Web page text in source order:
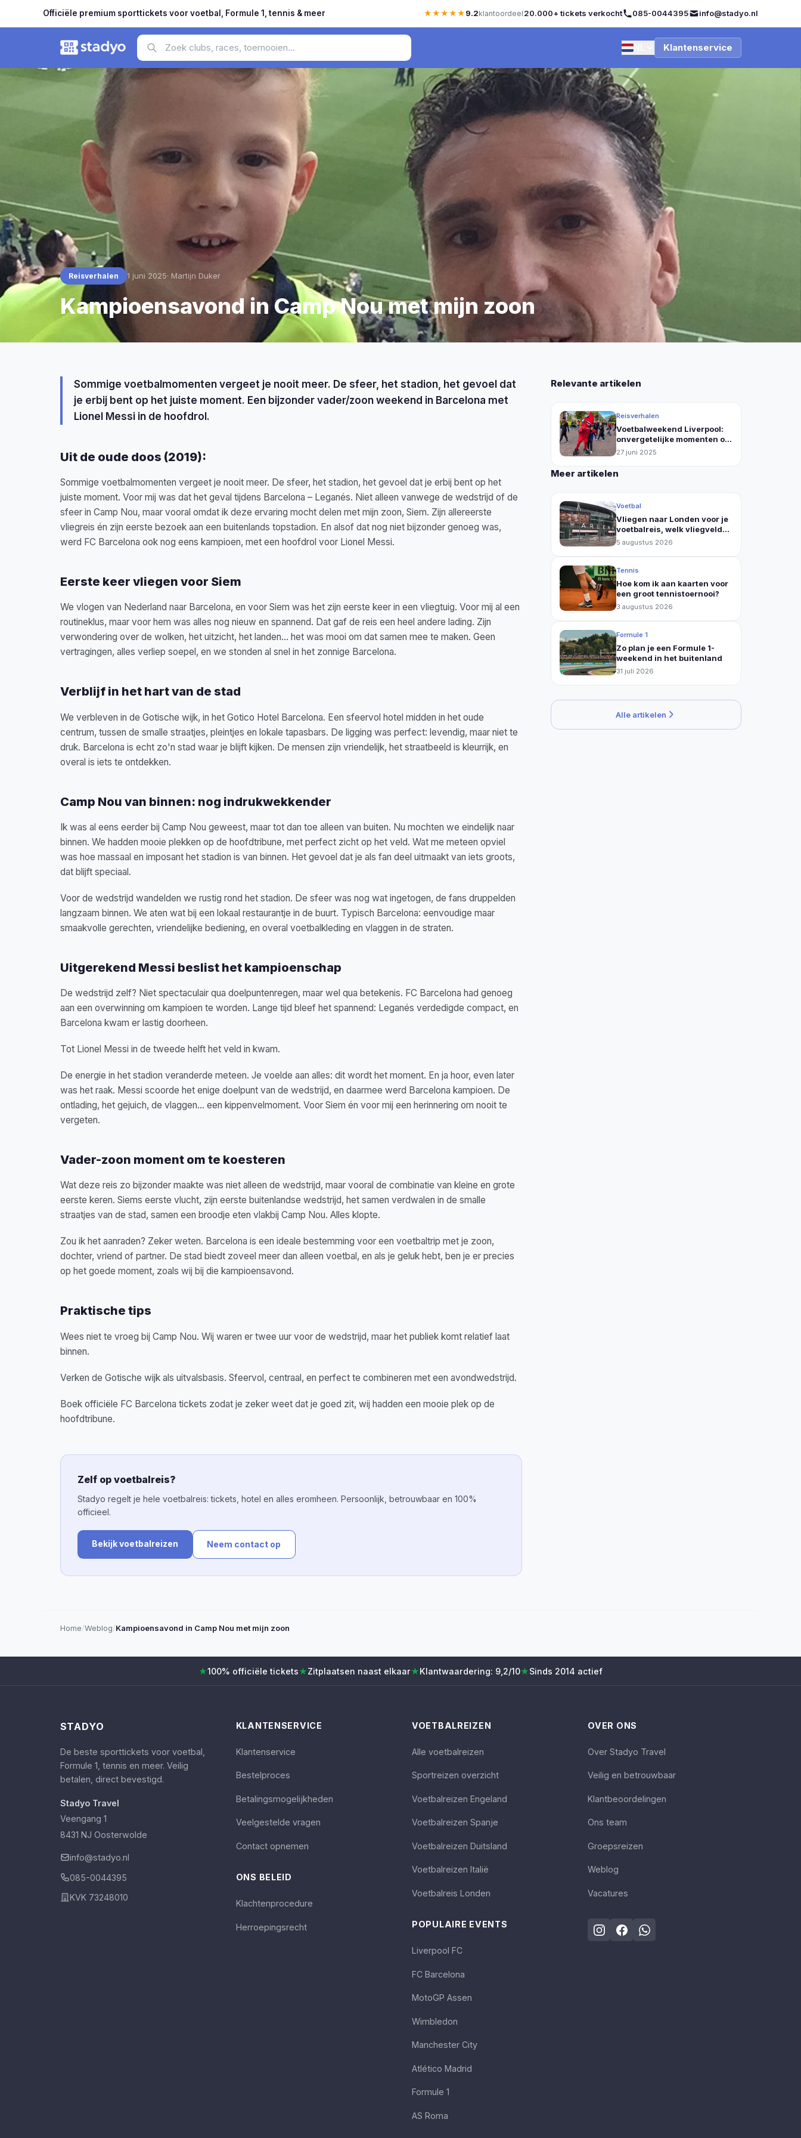
Officiële premium sporttickets voor voetbal, Formule 1, tennis & meer ★★★★★9.2klantoordeel 20.000+ tickets verkocht 085-0044395 info@stadyo.nl
Klantenservice
Reisverhalen 1 juni 2025· Martijn Duker
Kampioensavond in Camp Nou met mijn zoon
Sommige voetbalmomenten vergeet je nooit meer. De sfeer, het stadion, het gevoel dat
je erbij bent op het juiste moment. Een bijzonder vader/zoon weekend in Barcelona met
Lionel Messi in de hoofdrol.
Uit de oude doos (2019):
Sommige voetbalmomenten vergeet je nooit meer. De sfeer, het stadion, het gevoel dat je erbij bent op het
juiste moment. Voor mij was dat het geval tijdens Barcelona – Leganés. Niet alleen vanwege de wedstrijd of de
sfeer in Camp Nou, maar vooral omdat ik deze ervaring mocht delen met mijn zoon, Siem. Zijn allereerste
vliegreis én zijn eerste bezoek aan een buitenlands topstadion. En alsof dat nog niet bijzonder genoeg was,
werd FC Barcelona ook nog eens kampioen, met een hoofdrol voor Lionel Messi.
Eerste keer vliegen voor Siem
We vlogen van Nederland naar Barcelona, en voor Siem was het zijn eerste keer in een vliegtuig. Voor mij al een
routineklus, maar voor hem was alles nog nieuw en spannend. Dat gaf de reis een heel andere lading. Zijn
verwondering over de wolken, het uitzicht, het landen… het was mooi om dat samen mee te maken. Geen
vertragingen, alles verliep soepel, en we stonden al snel in het zonnige Barcelona.
Verblijf in het hart van de stad
We verbleven in de Gotische wijk, in het Gotico Hotel Barcelona. Een sfeervol hotel midden in het oude
centrum, tussen de smalle straatjes, pleintjes en lokale tapasbars. De ligging was perfect: levendig, maar niet te
druk. Barcelona is echt zo'n stad waar je blijft kijken. De mensen zijn vriendelijk, het straatbeeld is kleurrijk, en
overal is iets te ontdekken.
Camp Nou van binnen: nog indrukwekkender
Ik was al eens eerder bij Camp Nou geweest, maar tot dan toe alleen van buiten. Nu mochten we eindelijk naar
binnen. We hadden mooie plekken op de hoofdtribune, met perfect zicht op het veld. Wat me meteen opviel
was hoe massaal en imposant het stadion is van binnen. Het gevoel dat je als fan deel uitmaakt van iets groots,
dat blijft speciaal.
Voor de wedstrijd wandelden we rustig rond het stadion. De sfeer was nog wat ingetogen, de fans druppelden
langzaam binnen. We aten wat bij een lokaal restaurantje in de buurt. Typisch Barcelona: eenvoudige maar
smaakvolle gerechten, vriendelijke bediening, en overal voetbalkleding en vlaggen in de straten.
Uitgerekend Messi beslist het kampioenschap
De wedstrijd zelf? Niet spectaculair qua doelpuntenregen, maar wel qua betekenis. FC Barcelona had genoeg
aan een overwinning om kampioen te worden. Lange tijd bleef het spannend: Leganés verdedigde compact, en
Barcelona kwam er lastig doorheen.
Tot Lionel Messi in de tweede helft het veld in kwam.
De energie in het stadion veranderde meteen. Je voelde aan alles: dit wordt het moment. En ja hoor, even later
was het raak. Messi scoorde het enige doelpunt van de wedstrijd, en daarmee werd Barcelona kampioen. De
ontlading, het gejuich, de vlaggen… een kippenvelmoment. Voor Siem én voor mij een herinnering om nooit te
vergeten.
Vader-zoon moment om te koesteren
Wat deze reis zo bijzonder maakte was niet alleen de wedstrijd, maar vooral de combinatie van kleine en grote
eerste keren. Siems eerste vlucht, zijn eerste buitenlandse wedstrijd, het samen verdwalen in de smalle
straatjes van de stad, samen een broodje eten vlakbij Camp Nou. Alles klopte.
Zou ik het aanraden? Zeker weten. Barcelona is een ideale bestemming voor een voetbaltrip met je zoon,
dochter, vriend of partner. De stad biedt zoveel meer dan alleen voetbal, en als je geluk hebt, ben je er precies
op het goede moment, zoals wij bij die kampioensavond.
Praktische tips
Wees niet te vroeg bij Camp Nou. Wij waren er twee uur voor de wedstrijd, maar het publiek komt relatief laat
binnen.
Verken de Gotische wijk als uitvalsbasis. Sfeervol, centraal, en perfect te combineren met een avondwedstrijd.
Boek officiële FC Barcelona tickets zodat je zeker weet dat je goed zit, wij hadden een mooie plek op de
hoofdtribune.
Zelf op voetbalreis?
Stadyo regelt je hele voetbalreis: tickets, hotel en alles eromheen. Persoonlijk, betrouwbaar en 100%
officieel.
Bekijk voetbalreizen Neem contact op
Relevante artikelen
Reisverhalen
Voetbalweekend Liverpool:
onvergetelijke momenten op
Anfield en de Albert Dock
27 juni 2025
Meer artikelen
Voetbal
Vliegen naar Londen voor je
voetbalreis, welk vliegveld
kies je
5 augustus 2026
Tennis
Hoe kom ik aan kaarten voor
een groot tennistoernooi?
3 augustus 2026
Formule 1
Zo plan je een Formule 1-
weekend in het buitenland
31 juli 2026
Alle artikelen
Home/Weblog/Kampioensavond in Camp Nou met mijn zoon
★100% officiële tickets★Zitplaatsen naast elkaar★Klantwaardering: 9,2/10★Sinds 2014 actief
STADYO
De beste sporttickets voor voetbal,
Formule 1, tennis en meer. Veilig
betalen, direct bevestigd.
Stadyo Travel
Veengang 1
8431 NJ Oosterwolde
info@stadyo.nl
085-0044395
KVK 73248010
KLANTENSERVICE
Klantenservice
Bestelproces
Betalingsmogelijkheden
Veelgestelde vragen
Contact opnemen
ONS BELEID
Klachtenprocedure
Herroepingsrecht
VOETBALREIZEN
Alle voetbalreizen
Sportreizen overzicht
Voetbalreizen Engeland
Voetbalreizen Spanje
Voetbalreizen Duitsland
Voetbalreizen Italië
Voetbalreis Londen
POPULAIRE EVENTS
Liverpool FC
FC Barcelona
MotoGP Assen
Wimbledon
Manchester City
Atlético Madrid
Formule 1
AS Roma
OVER ONS
Over Stadyo Travel
Veilig en betrouwbaar
Klantbeoordelingen
Ons team
Groepsreizen
Weblog
Vacatures